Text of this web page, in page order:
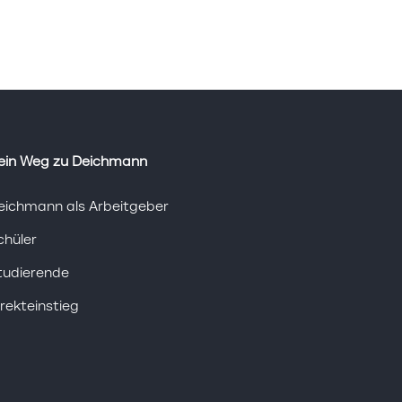
Weg zu Deichmann
als Arbeitgeber